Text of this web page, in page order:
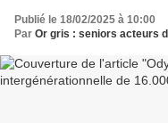
Publié le 18/02/2025 à 10:00
Par Or gris : seniors acteurs des